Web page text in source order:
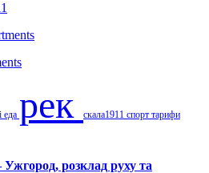
еда рек скала1911 спорт тарифи
Ужгород, розклад руху та